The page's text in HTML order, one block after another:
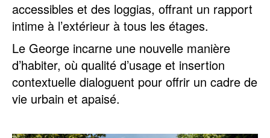
accessibles et des loggias, offrant un rapport
intime à l’extérieur à tous les étages.
Le George incarne une nouvelle manière
d’habiter, où qualité d’usage et insertion
contextuelle dialoguent pour offrir un cadre de
vie urbain et apaisé.